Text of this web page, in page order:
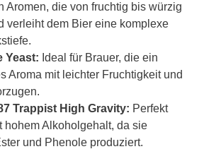
Aromen, die von fruchtig bis würzig
verleiht dem Bier eine komplexe
Yeast: Ideal für Brauer, die ein
Aroma mit leichter Fruchtigkeit und
Trappist High Gravity: Perfekt
hohem Alkoholgehalt, da sie
und Phenole produziert.